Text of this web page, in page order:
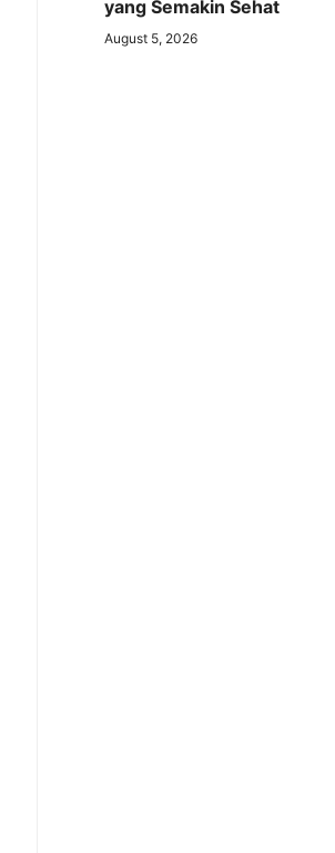
yang Semakin Sehat
August 5, 2026